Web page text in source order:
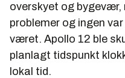
overskyet og bygevær,
problemer og ingen
været. Apollo 12 ble
planlagt tidspunkt
lokal tid.